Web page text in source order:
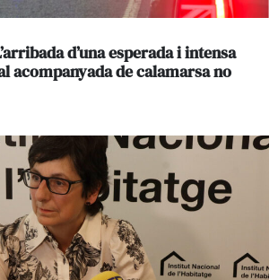
d’una esperada i intensa
acompanyada de calamarsa no